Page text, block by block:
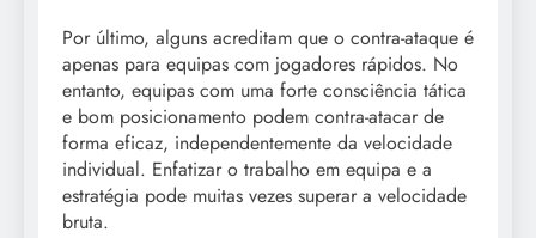
Por último, alguns acreditam que o contra-ataque é
apenas para equipas com jogadores rápidos. No
entanto, equipas com uma forte consciência tática
e bom posicionamento podem contra-atacar de
forma eficaz, independentemente da velocidade
individual. Enfatizar o trabalho em equipa e a
estratégia pode muitas vezes superar a velocidade
bruta.